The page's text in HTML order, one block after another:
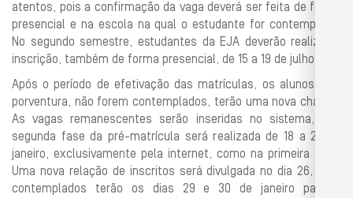
atentos, pois a confirmação da vaga deverá ser feita de forma
presencial e na escola na qual o estudante for contemplado.
No segundo semestre, estudantes da EJA deverão realizar a
inscrição, também de forma presencial, de 15 a 19 de julho.
Após o período de efetivação das matrículas, os alunos que,
porventura, não forem contemplados, terão uma nova chance.
As vagas remanescentes serão inseridas no sistema, e a
segunda fase da pré-matrícula será realizada de 18 a 22 de
janeiro, exclusivamente pela internet, como na primeira fase.
Uma nova relação de inscritos será divulgada no dia 26, e os
contemplados terão os dias 29 e 30 de janeiro para a